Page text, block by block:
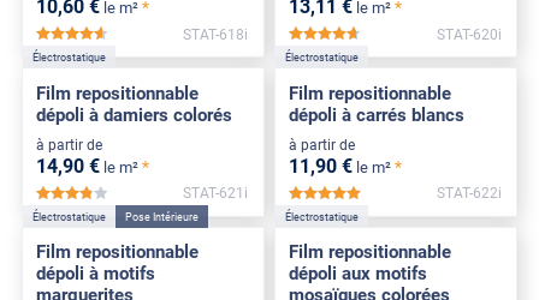
10,60 € le m² *
*****
STAT-618i
13,11 € le m² *
*****
STAT-620i
Électrostatique
Film repositionnable
dépoli à damiers colorés
à partir de
14,90 € le m² *
*****
STAT-621i
Électrostatique
Film repositionnable
dépoli à carrés blancs
à partir de
11,90 € le m² *
*****
STAT-622i
Électrostatique Pose Intérieure
Film repositionnable
dépoli à motifs
marguerites
Électrostatique
Film repositionnable
dépoli aux motifs
mosaïques colorées